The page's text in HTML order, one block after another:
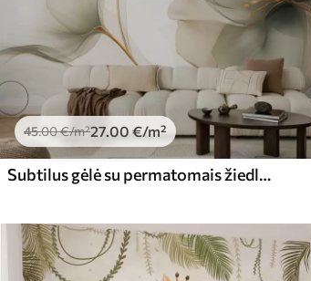
45.00€/m²27.00 €/m²
Subtilus gėlė su permatomais žiedlapiais